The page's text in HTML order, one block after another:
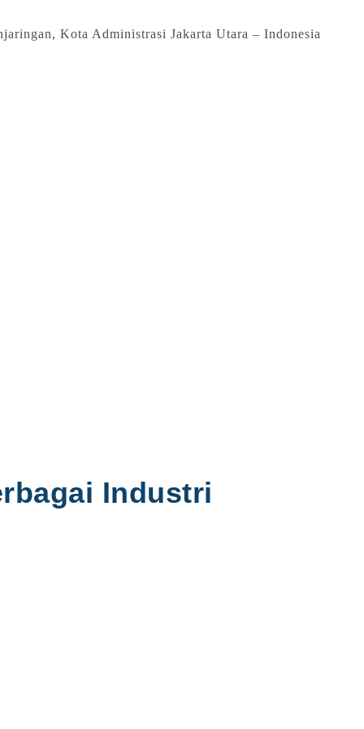
Kota Administrasi Jakarta Utara – Indonesia
Industri